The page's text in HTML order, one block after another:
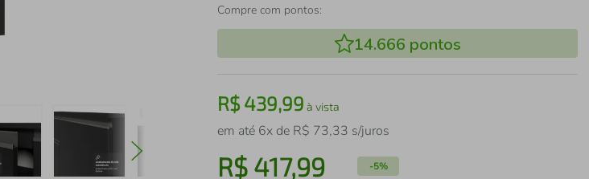
Compre com pontos:
14.666 pontos
R$439,99 à vista
em até 6x de R$ 73,33 s/juros
R$ 417,99 -5%